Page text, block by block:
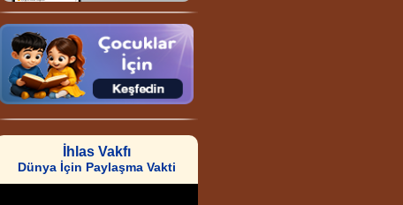
İhlas Vakfı
Dünya İçin Paylaşma Vakti